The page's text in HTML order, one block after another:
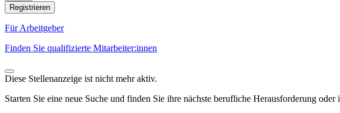
Registrieren
Für Arbeitgeber
Finden Sie qualifizierte Mitarbeiter:innen
Diese Stellenanzeige ist nicht mehr aktiv.
Starten Sie eine neue Suche und finden Sie ihre nächste berufliche Herausforderung